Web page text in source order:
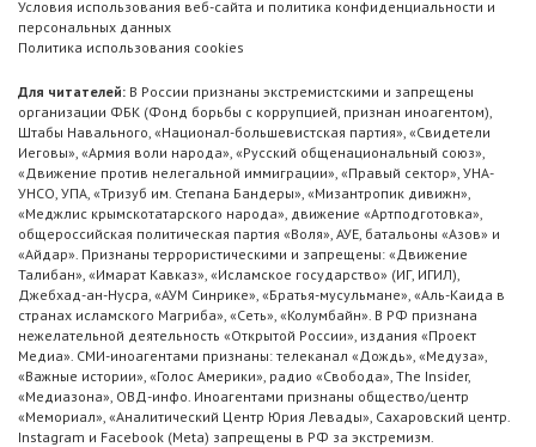
Условия использования веб-сайта и политика конфиденциальности и
персональных данных
Политика использования cookies
Для читателей: В России признаны экстремистскими и запрещены
организации ФБК (Фонд борьбы с коррупцией, признан иноагентом),
Штабы Навального, «Национал-большевистская партия», «Свидетели
Иеговы», «Армия воли народа», «Русский общенациональный союз»,
«Движение против нелегальной иммиграции», «Правый сектор», УНА-
УНСО, УПА, «Тризуб им. Степана Бандеры», «Мизантропик дивижн»,
«Меджлис крымскотатарского народа», движение «Артподготовка»,
общероссийская политическая партия «Воля», АУЕ, батальоны «Азов» и
«Айдар». Признаны террористическими и запрещены: «Движение
Талибан», «Имарат Кавказ», «Исламское государство» (ИГ, ИГИЛ),
Джебхад-ан-Нусра, «АУМ Синрике», «Братья-мусульмане», «Аль-Каида в
странах исламского Магриба», «Сеть», «Колумбайн». В РФ признана
нежелательной деятельность «Открытой России», издания «Проект
Медиа». СМИ-иноагентами признаны: телеканал «Дождь», «Медуза»,
«Важные истории», «Голос Америки», радио «Свобода», The Insider,
«Медиазона», ОВД-инфо. Иноагентами признаны общество/центр
«Мемориал», «Аналитический Центр Юрия Левады», Сахаровский центр.
Instagram и Facebook (Metа) запрещены в РФ за экстремизм.